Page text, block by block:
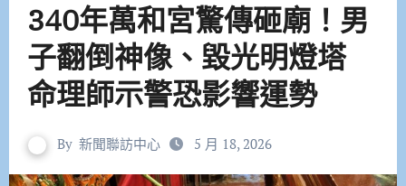
340年萬和宮驚傳砸廟！男
子翻倒神像、毀光明燈塔
命理師示警恐影響運勢
By 新聞聯訪中心 5 月 18, 2026